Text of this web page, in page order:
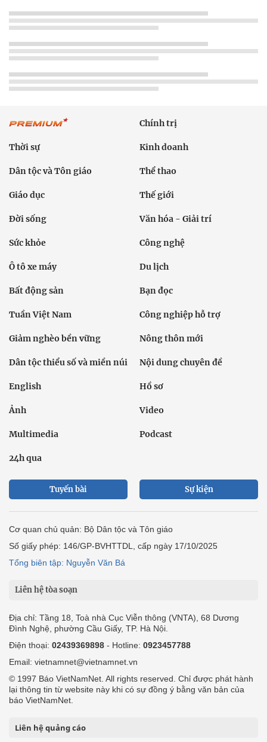
Chính trị
Thời sự Kinh doanh
Dân tộc và Tôn giáo Thể thao
Giáo dục Thế giới
Đời sống Văn hóa - Giải trí
Sức khỏe Công nghệ
Ô tô xe máy Du lịch
Bất động sản Bạn đọc
Tuần Việt Nam Công nghiệp hỗ trợ
Giảm nghèo bền vững Nông thôn mới
Dân tộc thiểu số và miền núi Nội dung chuyên đề
English Hồ sơ
Ảnh Video
Multimedia Podcast
24h qua
Tuyến bài Sự kiện
Cơ quan chủ quản: Bộ Dân tộc và Tôn giáo
Số giấy phép: 146/GP-BVHTTDL, cấp ngày 17/10/2025
Tổng biên tập: Nguyễn Văn Bá
Liên hệ tòa soạn
Địa chỉ: Tầng 18, Toà nhà Cục Viễn thông (VNTA), 68 Dương
Đình Nghệ, phường Cầu Giấy, TP. Hà Nội.
Điện thoại: 02439369898 - Hotline: 0923457788
Email: vietnamnet@vietnamnet.vn
© 1997 Báo VietNamNet. All rights reserved. Chỉ được phát hành
lại thông tin từ website này khi có sự đồng ý bằng văn bản của
báo VietNamNet.
Liên hệ quảng cáo